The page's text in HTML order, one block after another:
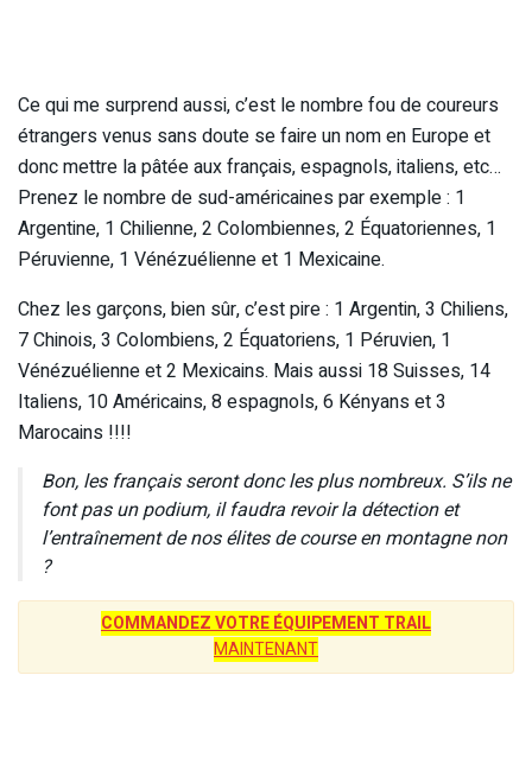
Ce qui me surprend aussi, c’est le nombre fou de coureurs
étrangers venus sans doute se faire un nom en Europe et
donc mettre la pâtée aux français, espagnols, italiens, etc…
Prenez le nombre de sud-américaines par exemple : 1
Argentine, 1 Chilienne, 2 Colombiennes, 2 Équatoriennes, 1
Péruvienne, 1 Vénézuélienne et 1 Mexicaine.
Chez les garçons, bien sûr, c’est pire : 1 Argentin, 3 Chiliens,
7 Chinois, 3 Colombiens, 2 Équatoriens, 1 Péruvien, 1
Vénézuélienne et 2 Mexicains. Mais aussi 18 Suisses, 14
Italiens, 10 Américains, 8 espagnols, 6 Kényans et 3
Marocains !!!!
Bon, les français seront donc les plus nombreux. S’ils ne
font pas un podium, il faudra revoir la détection et
l’entraînement de nos élites de course en montagne non
?
COMMANDEZ VOTRE ÉQUIPEMENT TRAIL
MAINTENANT